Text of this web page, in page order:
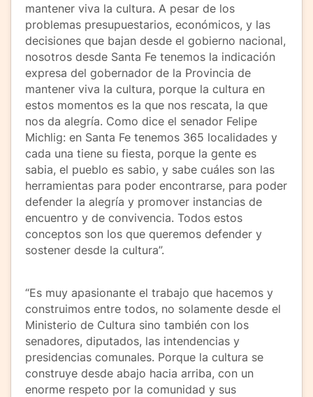
mantener viva la cultura. A pesar de los
problemas presupuestarios, económicos, y las
decisiones que bajan desde el gobierno nacional,
nosotros desde Santa Fe tenemos la indicación
expresa del gobernador de la Provincia de
mantener viva la cultura, porque la cultura en
estos momentos es la que nos rescata, la que
nos da alegría. Como dice el senador Felipe
Michlig: en Santa Fe tenemos 365 localidades y
cada una tiene su fiesta, porque la gente es
sabia, el pueblo es sabio, y sabe cuáles son las
herramientas para poder encontrarse, para poder
defender la alegría y promover instancias de
encuentro y de convivencia. Todos estos
conceptos son los que queremos defender y
sostener desde la cultura”.
“Es muy apasionante el trabajo que hacemos y
construimos entre todos, no solamente desde el
Ministerio de Cultura sino también con los
senadores, diputados, las intendencias y
presidencias comunales. Porque la cultura se
construye desde abajo hacia arriba, con un
enorme respeto por la comunidad y sus